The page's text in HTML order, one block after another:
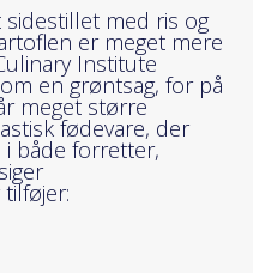
med ris og
er meget mere
Institute
en grøntsag, for på
meget større
fødevare, der
både forretter,